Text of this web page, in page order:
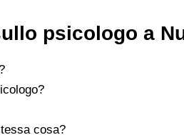
psicologo a
cosa?